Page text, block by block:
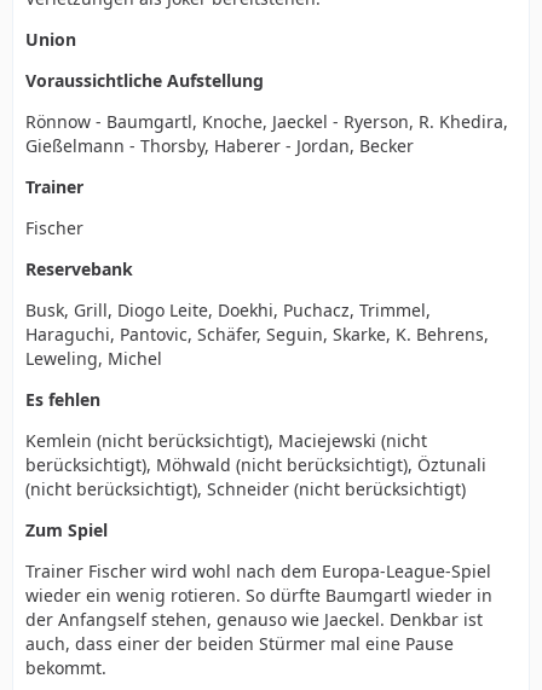
Union
Voraussichtliche Aufstellung
Rönnow - Baumgartl, Knoche, Jaeckel - Ryerson, R. Khedira,
Gießelmann - Thorsby, Haberer - Jordan, Becker
Trainer
Fischer
Reservebank
Busk, Grill, Diogo Leite, Doekhi, Puchacz, Trimmel,
Haraguchi, Pantovic, Schäfer, Seguin, Skarke, K. Behrens,
Leweling, Michel
Es fehlen
Kemlein (nicht berücksichtigt), Maciejewski (nicht
berücksichtigt), Möhwald (nicht berücksichtigt), Öztunali
(nicht berücksichtigt), Schneider (nicht berücksichtigt)
Zum Spiel
Trainer Fischer wird wohl nach dem Europa-League-Spiel
wieder ein wenig rotieren. So dürfte Baumgartl wieder in
der Anfangself stehen, genauso wie Jaeckel. Denkbar ist
auch, dass einer der beiden Stürmer mal eine Pause
bekommt.